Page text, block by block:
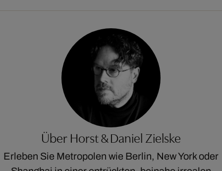
Über Horst & Daniel Zielske
Erleben Sie Metropolen wie Berlin, New York oder